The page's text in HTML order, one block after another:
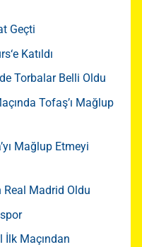
Geçti
Katıldı
Torbalar Belli Oldu
Tofaş’ı Mağlup
Mağlup Etmeyi
Real Madrid Oldu
İlk Maçından